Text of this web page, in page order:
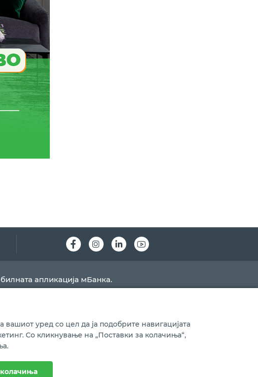
Instagram
LinkedInYoutube
апликација мБанка.
уред со цел да ја подобрите навигацијата
Со кликнување на „Поставки за колачиња“,